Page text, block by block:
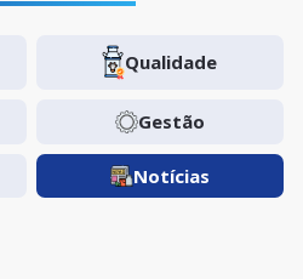
Qualidade
Gestão
Notícias